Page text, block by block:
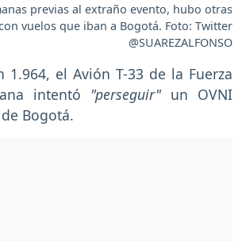
previas al extraño evento, hubo otras
vuelos que iban a Bogotá. Foto: Twitter
@SUAREZALFONSO
1.964, el Avión T-33 de la Fuerza
intentó "perseguir" un OVNI
Bogotá.